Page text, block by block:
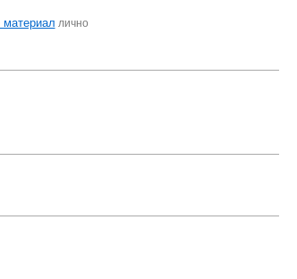
материал лично